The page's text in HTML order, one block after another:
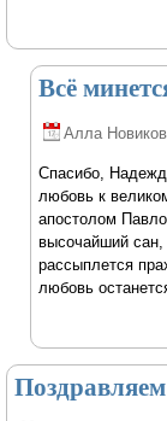
Всё
Алла
Спасибо,
любовь к
апостолом
высочайший
рассыплется
любовь
Поздравляем